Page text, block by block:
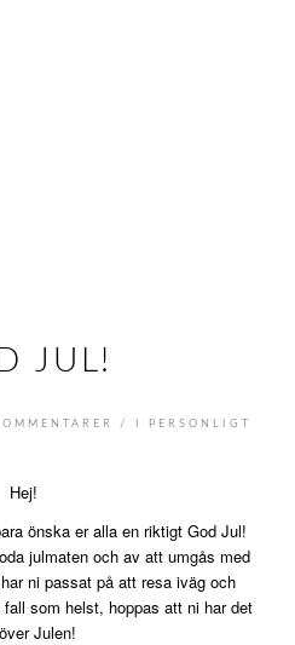
JUL!
/ PERSONLIGT
Hej!
önska er alla en riktigt God Jul!
julmaten och av att umgås med
ni passat på att resa iväg och
som helst, hoppas att ni har det
Julen!